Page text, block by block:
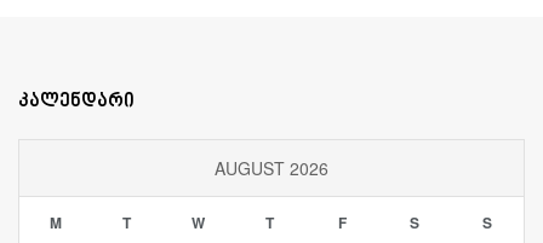
კალენდარი
AUGUST 2026
M T W T F S S